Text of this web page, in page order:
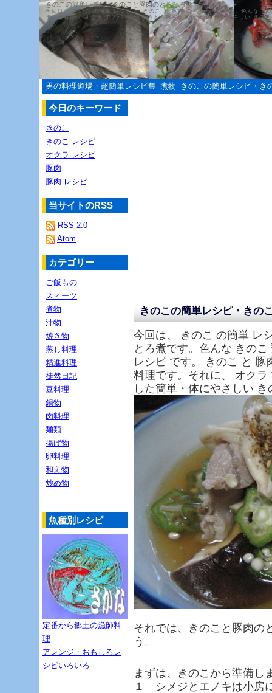
きのこの簡単レシピ・きのこと豚肉のとろとろ煮
今回は、 きのこ の簡単 レシピ ・ きのこ と 豚肉 のとろとろ煮です。色んな
す。それに、 オクラ でネバネバ・とろとろ感を出した簡単・体にやさしい きの
男の料理道場・超簡単レシピ集 煮物 きのこの簡単レシピ・き
きのこの簡単レシピ・きの
今回は、 きのこ の簡単 レ
とろ煮です。色んな きの
レシピ です。 きのこ と 豚
料理です。それに、 オク
した簡単・体にやさしい
それでは、きのこと豚肉の
う。
まずは、きのこから準備し
１ シメジとエノキは小房
今日のキーワード
きのこ
きのこ レシピ
オクラ レシピ
豚肉
豚肉 レシピ
当サイトのRSS
RSS 2.0
Atom
カテゴリー
ご飯もの
スィーツ
煮物
汁物
焼き物
蒸し料理
精進料理
徒然日記
豆料理
鍋物
肉料理
麺類
揚げ物
卵料理
和え物
炒め物
魚種別レシピ
定番から郷土の漁師料
理
アレンジ・おもしろレ
シピいろいろ